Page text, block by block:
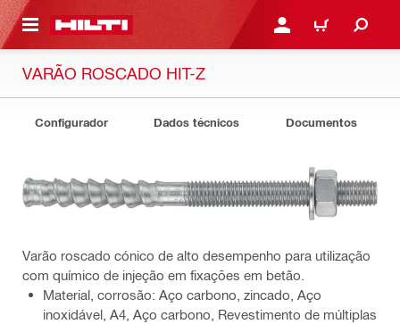
CONTENT ENTRAR OU REGISTAR
CARRINHO
VARÃO ROSCADO HIT-Z
Configurador Dados técnicos Documentos
Varão roscado cónico de alto desempenho para utilização
com químico de injeção em fixações em betão.
Material, corrosão: Aço carbono, zincado, Aço
inoxidável, A4, Aço carbono, Revestimento de múltiplas